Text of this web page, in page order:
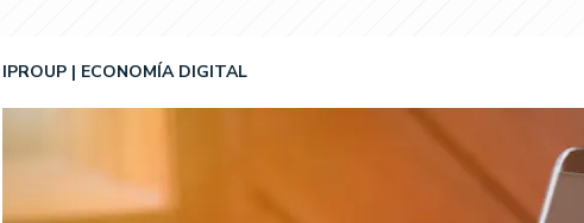
IPROUP ECONOMÍA DIGITAL